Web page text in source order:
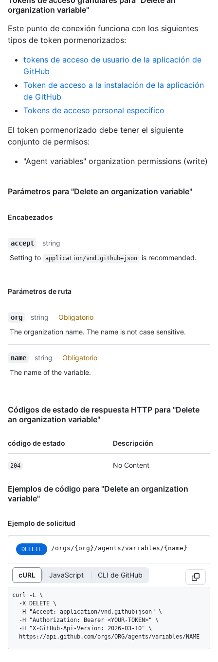
organization variable"
Este punto de conexión funciona con los siguientes
tipos de token pormenorizados:
tokens de acceso de usuario de la aplicación de
GitHub
Token de acceso a la instalación de la aplicación
de GitHub
Tokens de acceso personal específico
El token pormenorizado debe tener el siguiente
conjunto de permisos:
"Agent variables" organization permissions (write)
Parámetros para "Delete an organization variable"
Encabezados
accept
string
Setting to
application/vnd.github+json is recommended.
Parámetros de ruta
org string
Obligatorio
The organization name. The name is not case sensitive.
name string
Obligatorio
The name of the variable.
Códigos de estado de respuesta HTTP para "Delete
an organization variable"
código de estado Descripción
204 No Content
Ejemplos de código para "Delete an organization
variable"
Ejemplo de solicitud
DELETE /orgs /{org} /agents /variables /{name}
cURL JavaScript CLI de GitHub
curl -L \
  https://api.github.com/orgs/ORG/agents/variables/NAME